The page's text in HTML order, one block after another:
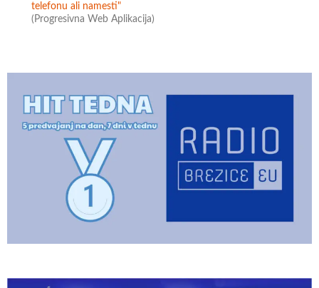
telefonu ali namesti"
(Progresivna Web Aplikacija)